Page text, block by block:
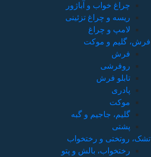
چراغ خواب و آباژور
ریسه و چراغ تزئینی
لامپ و چراغ
فرش، گلیم و موکت
فرش
روفرشی
تابلو فرش
پادری
موکت
گلیم، جاجیم و گبه
پشتی
تشک، روتختی و رختخواب
رختخواب، بالش و پتو